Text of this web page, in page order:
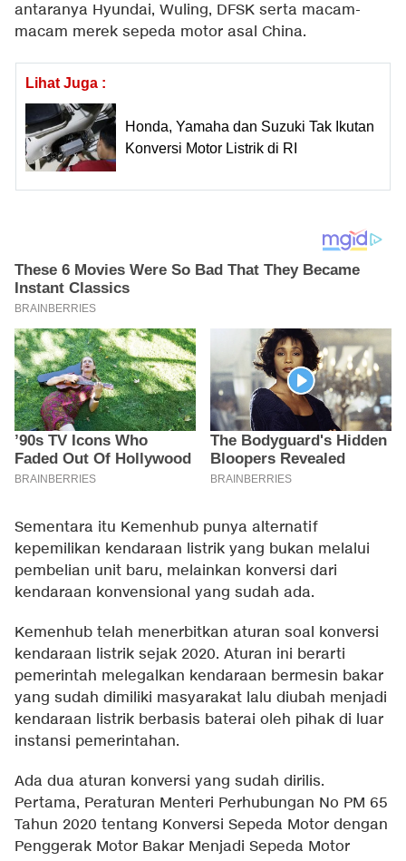
antaranya Hyundai, Wuling, DFSK serta macam-
macam merek sepeda motor asal China.
Lihat Juga :
Honda, Yamaha dan Suzuki Tak Ikutan
Konversi Motor Listrik di RI
Sementara itu Kemenhub punya alternatif
kepemilikan kendaraan listrik yang bukan melalui
pembelian unit baru, melainkan konversi dari
kendaraan konvensional yang sudah ada.
Kemenhub telah menerbitkan aturan soal konversi
kendaraan listrik sejak 2020. Aturan ini berarti
pemerintah melegalkan kendaraan bermesin bakar
yang sudah dimiliki masyarakat lalu diubah menjadi
kendaraan listrik berbasis baterai oleh pihak di luar
instansi pemerintahan.
Ada dua aturan konversi yang sudah dirilis.
Pertama, Peraturan Menteri Perhubungan No PM 65
Tahun 2020 tentang Konversi Sepeda Motor dengan
Penggerak Motor Bakar Menjadi Sepeda Motor